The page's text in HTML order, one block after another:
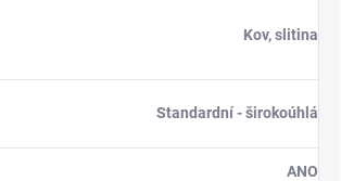
Kov, slitina
Standardní - širokoúhlá
ANO